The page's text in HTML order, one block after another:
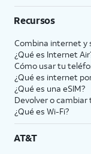
Recursos
Combina internet y
¿Qué es Internet
Cómo usar tu
¿Qué es internet
¿Qué es una eSIM?
Devolver o
¿Qué es Wi-Fi?
AT&T